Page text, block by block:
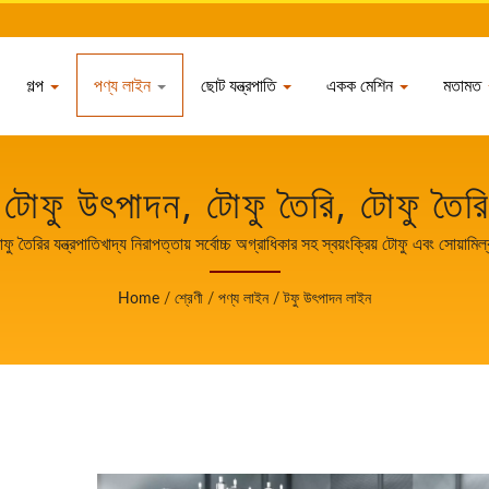
গল্প পণ্য লাইন ছোট যন্ত্রপাতি একক মেশিন মতামত
উৎপাদন, টোফু তৈরি, টোফু
প্রক্রিয়া, টোফু প্রক্রিয়াকরণ
টফু উৎপাদন প্রবাহ চার্ট, টফু
স্বয়ংক্রিয় টফু তৈরির
যন্ত্রপাতিখাদ্য নিরাপত্তায় সর্বোচ্চ অগ্রাধিকার সহ স্বয়ংক্রিয় টোফু এবং
Home / শ্রেণী / পণ্য লাইন / টফু উৎপাদন লাইন